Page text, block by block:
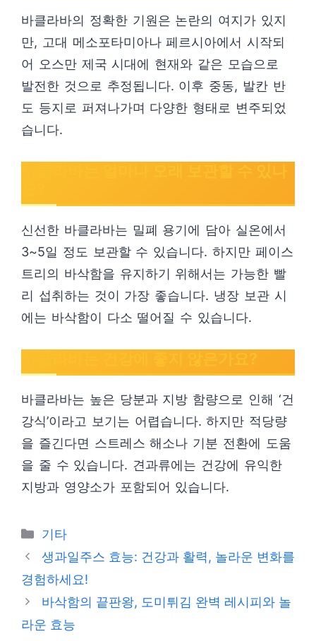
바클라바의 정확한 기원은 논란의 여지가 있지
만, 고대 메소포타미아나 페르시아에서 시작되
어 오스만 제국 시대에 현재와 같은 모습으로
발전한 것으로 추정됩니다. 이후 중동, 발칸 반
도 등지로 퍼져나가며 다양한 형태로 변주되었
습니다.
신선한 바클라바는 밀폐 용기에 담아 실온에서
3~5일 정도 보관할 수 있습니다. 하지만 페이스
트리의 바삭함을 유지하기 위해서는 가능한 빨
리 섭취하는 것이 가장 좋습니다. 냉장 보관 시
에는 바삭함이 다소 떨어질 수 있습니다.
바클라바는 높은 당분과 지방 함량으로 인해 ‘건
강식’이라고 보기는 어렵습니다. 하지만 적당량
을 즐긴다면 스트레스 해소나 기분 전환에 도움
을 줄 수 있습니다. 견과류에는 건강에 유익한
지방과 영양소가 포함되어 있습니다.
Categories
기타
생과일주스 효능: 건강과 활력, 놀라운 변화를
경험하세요!
바삭함의 끝판왕, 도미튀김 완벽 레시피와 놀
라운 효능